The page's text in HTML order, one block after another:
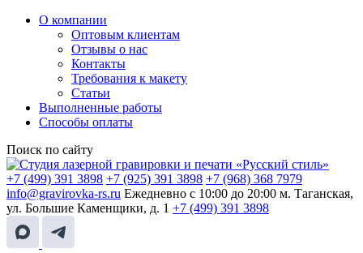
О компании
Оптовым клиентам
Отзывы о нас
Контакты
Требования к макету
Статьи
Выполненные работы
Способы оплаты
Поиск по сайту
+7 (499) 391 3898 +7 (925) 391 3898 +7 (968) 368 7979
info@gravirovka-rs.ru Ежедневно с 10:00 до 20:00 м. Таганская,
ул. Большие Каменщики, д. 1 +7 (499) 391 3898